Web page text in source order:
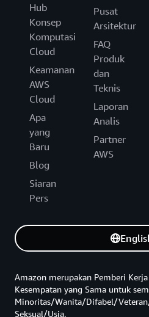
Hub
Konsep
Komputasi
Cloud
Keamanan
AWS
Cloud
Apa
yang
Baru
Blog
Siaran
Pers
Pusat
Arsitektur
FAQ
Produk
dan
Teknis
Laporan
Analis
Partner
AWS
Amazon merupakan Pemberi
Kesempatan yang Sama untuk
Minoritas/Wanita/Difabel/
Seksual/Usia.